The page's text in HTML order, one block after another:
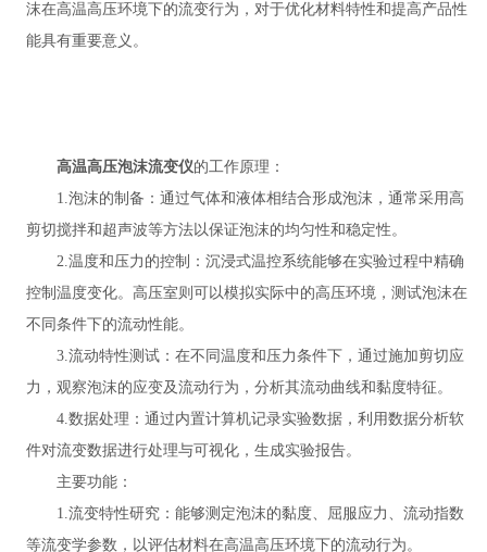
沫在高温高压环境下的流变行为，对于优化材料特性和提高产品性
能具有重要意义。
高温高压泡沫流变仪的工作原理：
1.泡沫的制备：通过气体和液体相结合形成泡沫，通常采用高
剪切搅拌和超声波等方法以保证泡沫的均匀性和稳定性。
2.温度和压力的控制：沉浸式温控系统能够在实验过程中精确
控制温度变化。高压室则可以模拟实际中的高压环境，测试泡沫在
不同条件下的流动性能。
3.流动特性测试：在不同温度和压力条件下，通过施加剪切应
力，观察泡沫的应变及流动行为，分析其流动曲线和黏度特征。
4.数据处理：通过内置计算机记录实验数据，利用数据分析软
件对流变数据进行处理与可视化，生成实验报告。
主要功能：
1.流变特性研究：能够测定泡沫的黏度、屈服应力、流动指数
等流变学参数，以评估材料在高温高压环境下的流动行为。